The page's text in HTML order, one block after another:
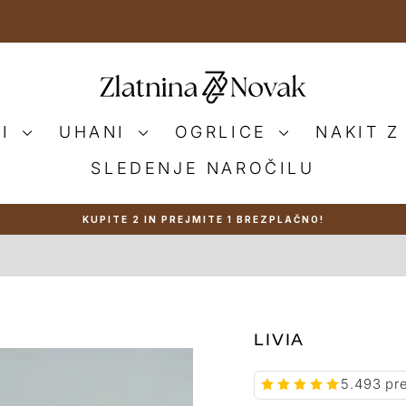
UHANI OGRLICE
NAKIT
SLEDENJE NAROČILU
Zaustavi
KUPITE 2 IN PREJMITE 1 BREZPLAČNO!
LIVIA
5.493